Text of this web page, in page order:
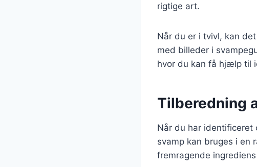
rigtige art.
Når du er i tvivl, kan
med billeder i
hvor du kan få hjælp til
Tilberedning
Når du har identificeret
svamp kan bruges i en
fremragende